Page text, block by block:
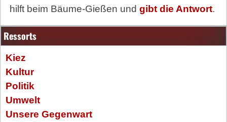
hilft beim Bäume-Gießen und gibt die Antwort.
Ressorts
Kiez
Kultur
Politik
Umwelt
Unsere Gegenwart